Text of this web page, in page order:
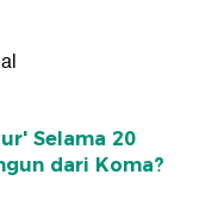
Selama 20
dari Koma?